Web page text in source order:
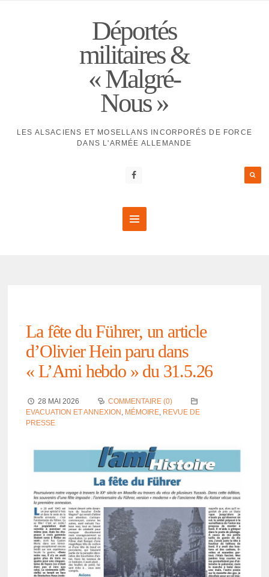
Déportés
militaires &
« Malgré-
Nous »
LES ALSACIENS ET MOSELLANS INCORPORÉS DE FORCE
DANS L'ARMÉE ALLEMANDE
La fête du Führer, un article
d’Oli­vier Hein paru dans
« L’Ami hebdo » du 31.5.26
28 MAI 2026
COMMENTAIRE (0)
EVACUATION ET ANNEXION , MÉMOIRE, REVUE DE
PRESSE